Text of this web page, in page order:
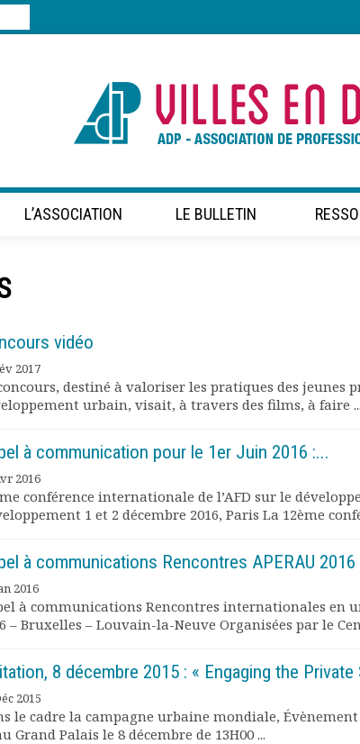
L’ASSOCIATION LE BULLETIN
vidéo
2017
destiné à valoriser les pratiques des jeunes
urbain, visait, à travers des films, à faire ...
à communication pour le 1er Juin 2016 :...
2016
conférence internationale de l’AFD sur le
1 et 2 décembre 2016, Paris La 12ème
à communications Rencontres APERAU 2016
2016
à communications Rencontres internationales en
– Bruxelles – Louvain-la-Neuve Organisées par le
8 décembre 2015 : « Engaging the Private
2015
le cadre la campagne urbaine mondiale,
Grand Palais le 8 décembre de 13H00 ...